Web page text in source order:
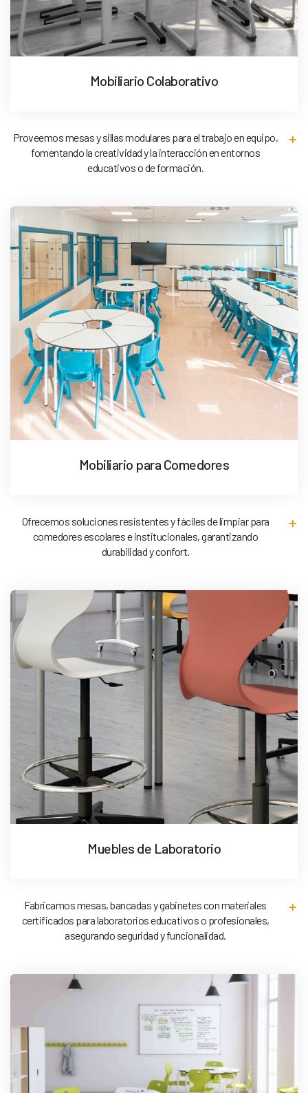
Mobiliario Colaborativo
Proveemos mesas y sillas modulares para el trabajo en equipo,
fomentando la creatividad y la interacción en entornos
educativos o de formación.
Mobiliario para Comedores
Ofrecemos soluciones resistentes y fáciles de limpiar para
comedores escolares e institucionales, garantizando
durabilidad y confort.
Muebles de Laboratorio
Fabricamos mesas, bancadas y gabinetes con materiales
certificados para laboratorios educativos o profesionales,
asegurando seguridad y funcionalidad.